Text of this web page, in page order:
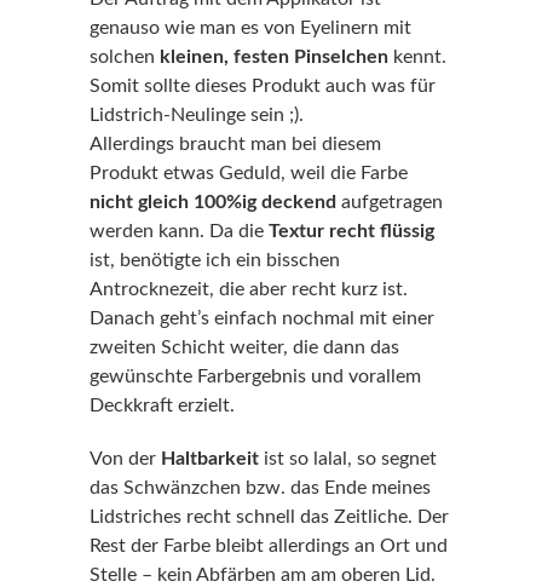
genauso wie man es von Eyelinern mit
solchen kleinen, festen Pinselchen kennt.
Somit sollte dieses Produkt auch was für
Lidstrich-Neulinge sein ;).
Allerdings braucht man bei diesem
Produkt etwas Geduld, weil die Farbe
nicht gleich 100%ig deckend aufgetragen
werden kann. Da die Textur recht flüssig
ist, benötigte ich ein bisschen
Antrocknezeit, die aber recht kurz ist.
Danach geht’s einfach nochmal mit einer
zweiten Schicht weiter, die dann das
gewünschte Farbergebnis und vorallem
Deckkraft erzielt.
Von der Haltbarkeit ist so lalal, so segnet
das Schwänzchen bzw. das Ende meines
Lidstriches recht schnell das Zeitliche. Der
Rest der Farbe bleibt allerdings an Ort und
Stelle – kein Abfärben am am oberen Lid.